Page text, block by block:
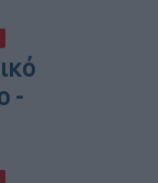
-